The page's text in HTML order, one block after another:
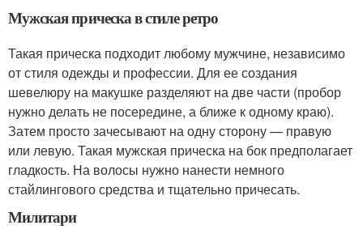
Мужская прическа в стиле ретро
Такая прическа подходит любому мужчине, независимо
от стиля одежды и профессии. Для ее создания
шевелюру на макушке разделяют на две части (пробор
нужно делать не посередине, а ближе к одному краю).
Затем просто зачесывают на одну сторону — правую
или левую. Такая мужская прическа на бок предполагает
гладкость. На волосы нужно нанести немного
стайлингового средства и тщательно причесать.
Милитари